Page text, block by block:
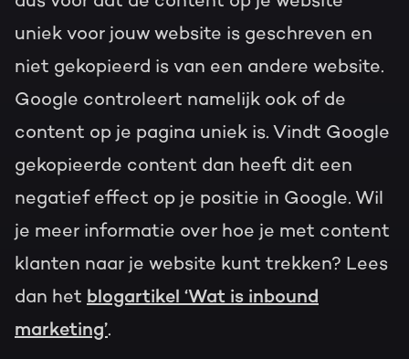
uniek voor jouw website is geschreven en
niet gekopieerd is van een andere website.
Google controleert namelijk ook of de
content op je pagina uniek is. Vindt Google
gekopieerde content dan heeft dit een
negatief effect op je positie in Google. Wil
je meer informatie over hoe je met content
klanten naar je website kunt trekken? Lees
dan het blogartikel ‘Wat is inbound
marketing’.